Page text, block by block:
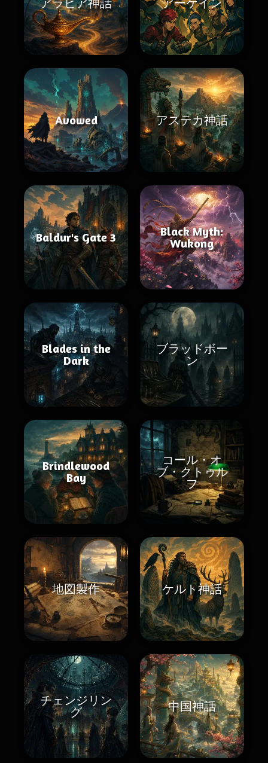
Avowed アステカ神話
Baldur's Gate 3
Black Myth:
Wukong
Blades in the
Dark
ブラッドボー
ン
Brindlewood
Bay
コール・オ
ブ・クトゥル
フ
地図製作 ケルト神話
チェンジリン
グ
中国神話